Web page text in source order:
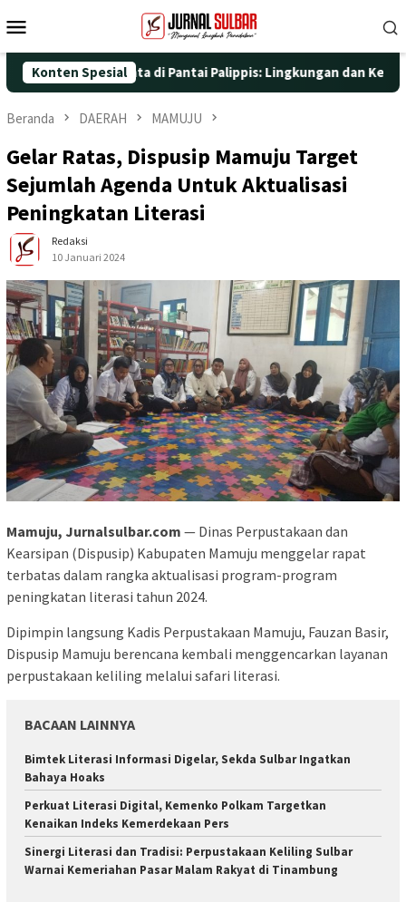
ke
Mobile
Konten Spesial
Aksi Nyata di Pantai Palippis: Lingkungan dan Kesehatan
Beranda DAERAH MAMUJU
Gelar Ratas, Dispusip Mamuju Target
Sejumlah Agenda Untuk Aktualisasi
Peningkatan Literasi
Redaksi
10 Januari 2024
Mamuju, Jurnalsulbar.com — Dinas Perpustakaan dan
Kearsipan (Dispusip) Kabupaten Mamuju menggelar rapat
terbatas dalam rangka aktualisasi program-program
peningkatan literasi tahun 2024.
Dipimpin langsung Kadis Perpustakaan Mamuju, Fauzan Basir,
Dispusip Mamuju berencana kembali menggencarkan layanan
perpustakaan keliling melalui safari literasi.
BACAAN LAINNYA
Bimtek Literasi Informasi Digelar, Sekda Sulbar Ingatkan
Bahaya Hoaks
Perkuat Literasi Digital, Kemenko Polkam Targetkan
Kenaikan Indeks Kemerdekaan Pers
Sinergi Literasi dan Tradisi: Perpustakaan Keliling Sulbar
Warnai Kemeriahan Pasar Malam Rakyat di Tinambung